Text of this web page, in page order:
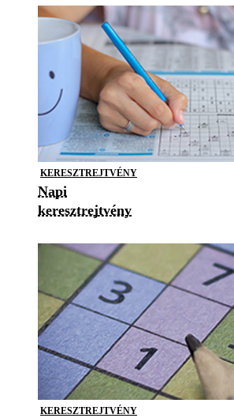
KERESZTREJTVÉNY
Napi
keresztrejtvény
KERESZTREJTVÉNY